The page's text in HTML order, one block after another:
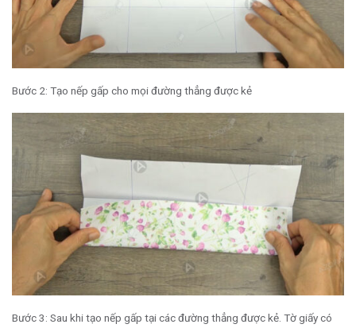
Bước 2: Tạo nếp gấp cho mọi đường thẳng được kẻ
Bước 3: Sau khi tạo nếp gấp tại các đường thẳng được kẻ. Tờ giấy có